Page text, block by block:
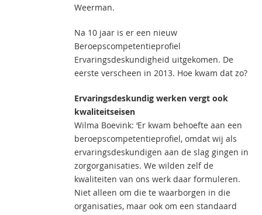
Weerman.
Na 10 jaar is er een nieuw
Beroepscompetentieprofiel
Ervaringsdeskundigheid uitgekomen. De
eerste verscheen in 2013. Hoe kwam dat zo?
Ervaringsdeskundig werken vergt ook
kwaliteitseisen
Wilma Boevink: ‘Er kwam behoefte aan een
beroepscompetentieprofiel, omdat wij als
ervaringsdeskundigen aan de slag gingen in
zorgorganisaties. We wilden zelf de
kwaliteiten van ons werk daar formuleren.
Niet alleen om die te waarborgen in die
organisaties, maar ook om een standaard